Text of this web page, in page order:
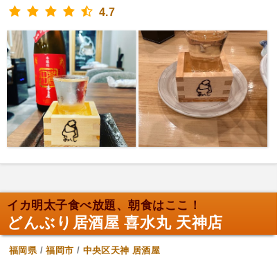
4.7
イカ明太子食べ放題、朝食はここ！
どんぶり居酒屋 喜水丸 天神店
福岡県/福岡市 / 中央区天神 居酒屋